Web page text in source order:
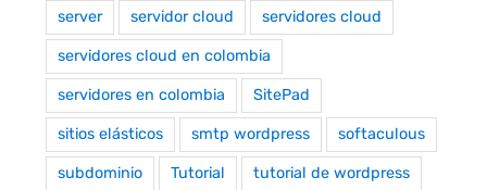
server servidor cloud servidores cloud
servidores cloud en colombia
servidores en colombia SitePad
sitios elásticos smtp wordpress softaculous
subdominio Tutorial tutorial de wordpress